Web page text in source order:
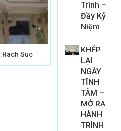
Rach Suc
Trình –
Đầy Kỷ
Niệm
KHÉP
LẠI
NGÀY
TĨNH
TÂM –
MỞ RA
HÀNH
TRÌNH